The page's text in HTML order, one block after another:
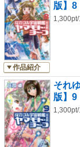
作品紹介
版】8
それ
版】9